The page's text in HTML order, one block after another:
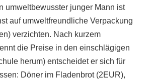
umweltbewusster junger Mann ist
auf umweltfreundliche Verpackung
verzichten. Nach kurzem
die Preise in den einschlägigen
herum) entscheidet er sich für
Döner im Fladenbrot (2EUR),